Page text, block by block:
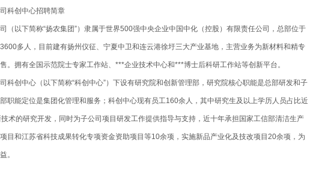
科创中心招聘简章
（以下简称“扬农集团”）隶属于世界500强中央企业中国中化（控股）有限责任公司，总部位于
多人，目前建有扬州仪征、宁夏中卫和连云港徐圩三大产业基地，主营业务为新材料和精专
。拥有全国示范院士专家工作站、***企业技术中心和***博士后科研工作站等创新平台。
科创中心（以下简称“科创中心”）下设有研究院和创新管理部，研究院核心职能是总部研发和子
职能定位是集团化管理和服务；科创中心现有员工160余人，其中研究生及以上学历人员占比近
术的研究开发，同时为子公司项目研发工作提供指导与支持，近十年承担国家工信部清洁生产
目和江苏省科技成果转化专项资金资助项目等10余项，实施新品产业化及技改项目20余项，为
。